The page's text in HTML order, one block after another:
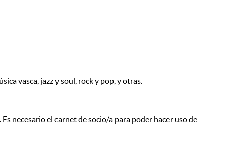
vasca, jazz y soul, rock y pop, y otras.
necesario el carnet de socio/a para poder hacer uso de